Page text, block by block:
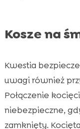
Kosze na
Kwestia
uwagi również
Połączenie
niebezpieczne,
zamknięty.